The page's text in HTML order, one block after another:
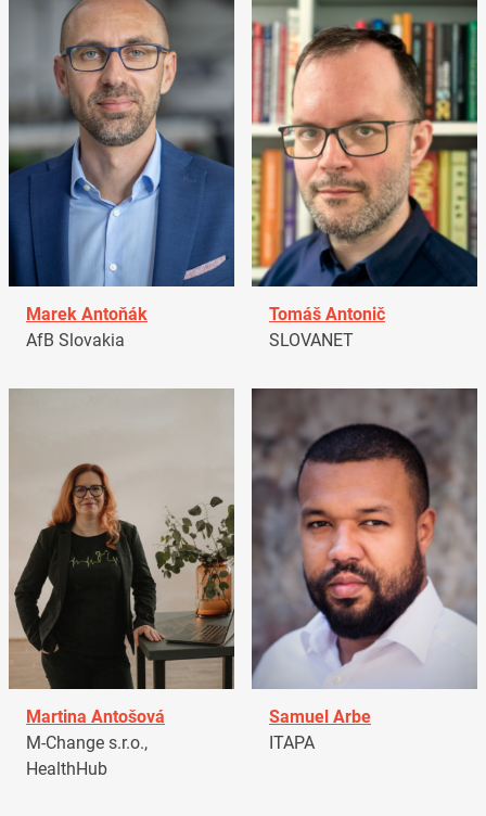
Marek Antoňák
AfB Slovakia
Tomáš Antonič
SLOVANET
Martina Antošová
M-Change s.r.o.,
HealthHub
Samuel Arbe
ITAPA